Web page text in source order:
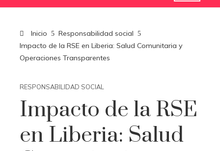
Inicio
Responsabilidad social
Impacto de la RSE en Liberia: Salud Comunitaria y
Operaciones Transparentes
RESPONSABILIDAD SOCIAL
Impacto de la RSE
en Liberia: Salud